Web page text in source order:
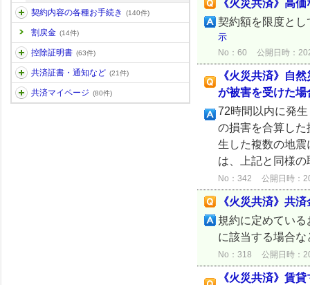
契約内容の各種お手続き (140件)
割戻金 (14件)
控除証明書 (63件)
共済証書・通知など (21件)
共済マイページ (80件)
《火災共済》高
契約額を限度と
示
No：60 公開日時：
《火災共済》自
が被害を受けた
72時間以内に発
の損害を合算し
生した複数の地
は、上記と同様
No：342 公開日時：
《火災共済》共
規約に定めてい
に該当する場合
No：318 公開日時：
《火災共済》賃